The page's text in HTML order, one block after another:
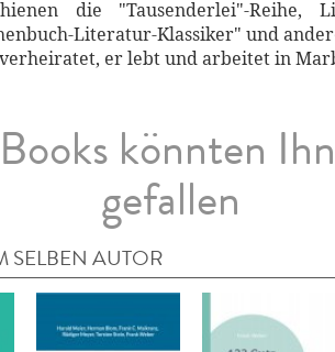
die "Tausenderlei"-Reihe,
Literatur-Klassiker" und
er lebt und arbeitet in
könnten
gefallen
SELBEN AUTOR